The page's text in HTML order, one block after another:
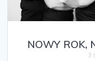
NOWY ROK,
3